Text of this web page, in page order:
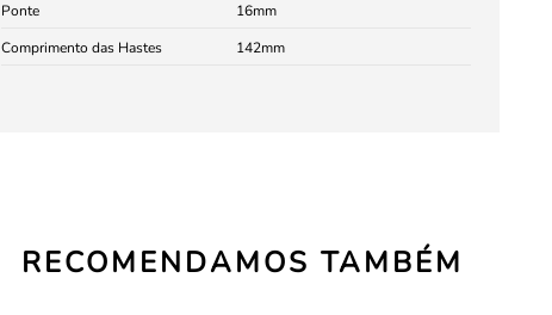
Ponte
16
Comprimento das Hastes
142
RECOMENDAMOS TAMBÉM